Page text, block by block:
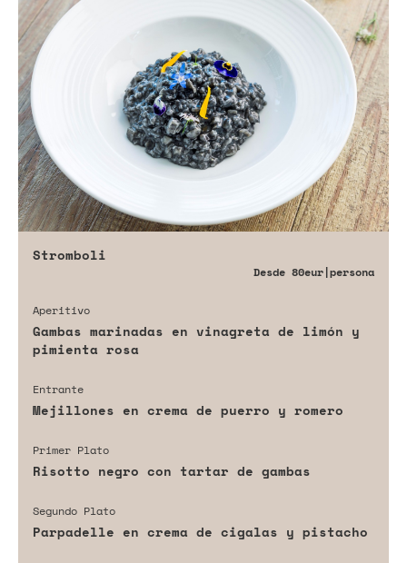
Stromboli
Desde 80eur|persona
Aperitivo
Gambas marinadas en vinagreta de limón y
pimienta rosa
Entrante
Mejillones en crema de puerro y romero
Primer Plato
Risotto negro con tartar de gambas
Segundo Plato
Parpadelle en crema de cigalas y pistacho